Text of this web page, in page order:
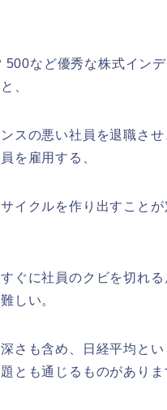
500など優秀な株式イン
、
スの悪い社員を退職さ
を雇用する、
イクルを作り出すこと
ぐに社員のクビを切れる
しい。
さも含め、日経平均とい
とも通じるものがありま